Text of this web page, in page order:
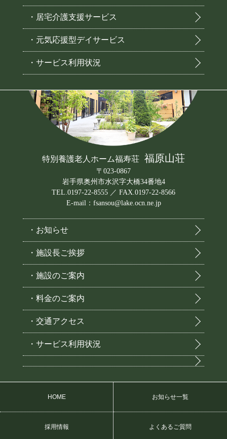
・居宅介護支援サービス
・元気応援型デイサービス
・サービス利用状況
特別養護老人ホーム福寿荘 福原山荘
〒023-0867
岩手県奥州市水沢字大橋34番地4
TEL.0197-22-8555 ／ FAX.0197-22-8566
E-mail：fsansou@lake.ocn.ne.jp
・お知らせ
・施設長ご挨拶
・施設のご案内
・料金のご案内
・交通アクセス
・サービス利用状況
HOME お知らせ一覧
採用情報 よくあるご質問